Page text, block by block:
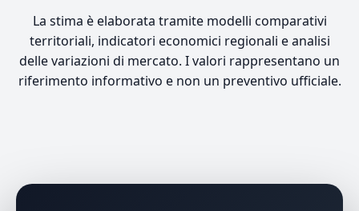
La stima è elaborata tramite modelli comparativi
territoriali, indicatori economici regionali e analisi
delle variazioni di mercato. I valori rappresentano un
riferimento informativo e non un preventivo ufficiale.